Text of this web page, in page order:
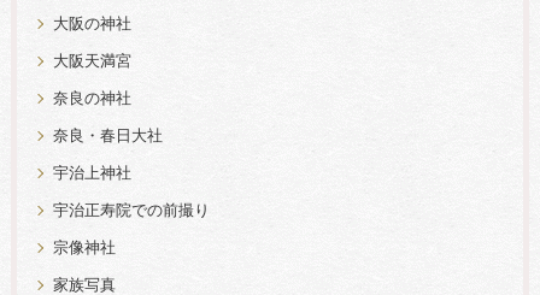
大阪の神社
大阪天満宮
奈良の神社
奈良・春日大社
宇治上神社
宇治正寿院での前撮り
宗像神社
家族写真